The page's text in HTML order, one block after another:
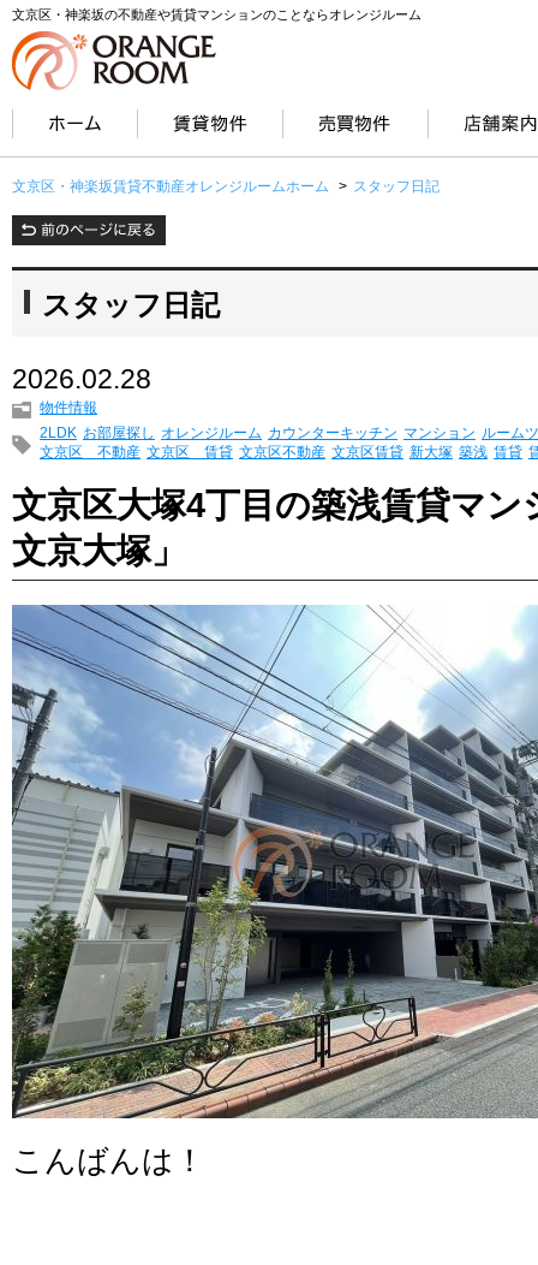
文京区・神楽坂の不動産や賃貸マンションのことならオレンジルーム
文京区・神楽坂賃貸不動産オレンジルームホーム > スタッフ日記
スタッフ日記
2026.02.28
物件情報
2LDK お部屋探し オレンジルーム カウンターキッチン マンション ルーム
文京区 不動産 文京区 賃貸 文京区不動産 文京区賃貸 新大塚 築浅 賃貸
文京区大塚4丁目の築浅賃貸マ
文京大塚」
こんばんは！